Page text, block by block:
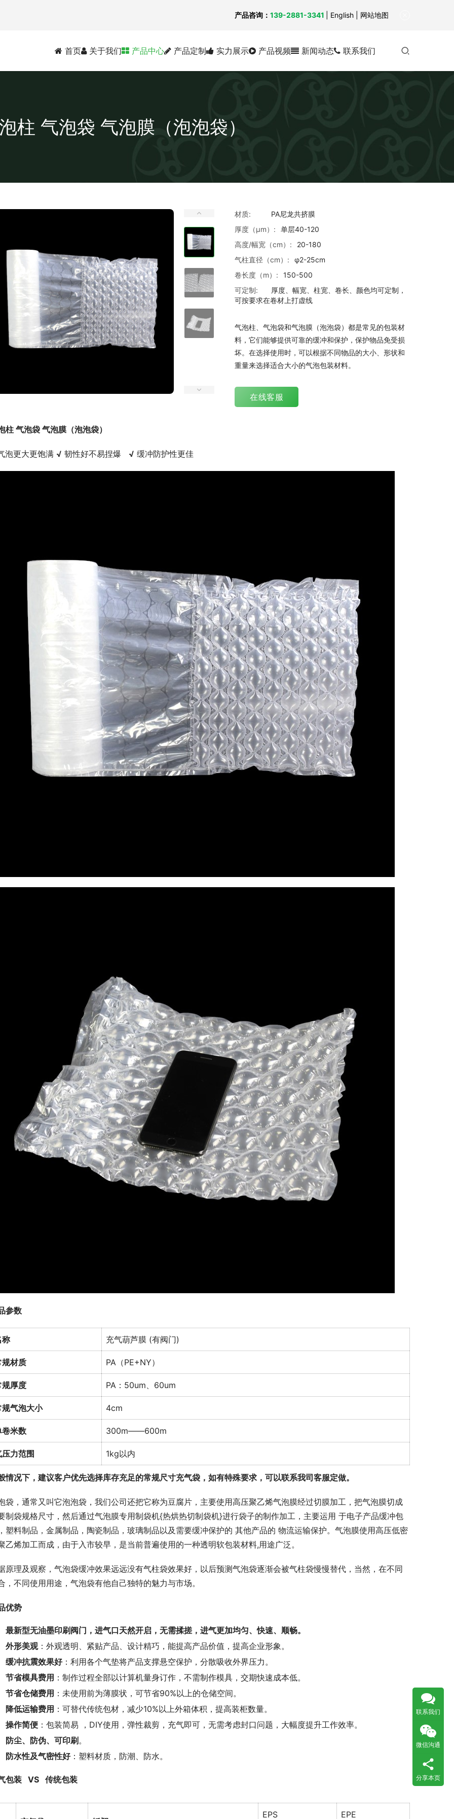
首页 关于我们 产品中心 产品定制 实力展示 产品视频 新闻动态 联系我们
柱 气泡袋 气泡膜（泡泡袋）
材质:
PA尼龙共挤膜
厚度（μm）:
单层40-120
高度/幅宽（cm）:
20-180
气柱直径（cm）:
φ2-25cm
卷长度（m）:
150-500
可定制:
厚度、幅宽、柱宽、卷长、颜色均可定制，
可按要求在卷材上打虚线
气泡柱、气泡袋和气泡膜（泡泡袋）都是常见的包装材
料，它们能够提供可靠的缓冲和保护，保护物品免受损
坏。在选择使用时，可以根据不同物品的大小、形状和
重量来选择适合大小的气泡包装材料。
在线客服
柱 气泡袋 气泡膜（泡泡袋）
泡更大更饱满 √ 韧性好不易捏爆 √ 缓冲防护性更佳
参数
称 充气葫芦膜 (有阀门)
规材质 PA（PE+NY）
规厚度 PA：50um、60um
规气泡大小 4cm
卷米数 300m——600m
压力范围 1kg以内
情况下， 建议客户优先选择库存充足的常规尺寸充气袋，如有特殊要求，可以联系我司客服定做。
袋，通常又叫它泡泡袋，我们公司还把它称为豆腐片，主要使用高压聚乙烯气泡膜经过切膜加工，把气泡膜切成
制袋规格尺寸，然后通过气泡膜专用制袋机{热烘热切制袋机}进行袋子的制作加工，主要运用 于电子产品缓冲包
塑料制品，金属制品，陶瓷制品，玻璃制品以及需要缓冲保护的 其他产品的 物流运输保护。气泡膜使用高压低密
乙烯加工而成，由于入市较早，是当前普遍使用的一种透明软包装材料,用途广泛。
原理及观察，气泡袋缓冲效果远远没有气柱袋效果好，以后预测气泡袋逐渐会被气柱袋慢慢替代，当然，在不同
，不同使用用途，气泡袋有他自己独特的魅力与市场。
优势
最新型无油墨印刷阀门，进气口天然开启，无需揉搓，进气更加均匀、快速、顺畅。
外形美观：外观透明、紧贴产品、设计精巧，能提高产品价值，提高企业形象。
缓冲抗震效果好：利用各个气垫将产品支撑悬空保护，分散吸收外界压力。
节省模具费用 ：制作过程全部以计算机量身订作，不需制作模具，交期快速成本低。
节省仓储费用 ：未使用前为薄膜状，可节省90%以上的仓储空间。
降低运输费用 ：可替代传统包材，减少10%以上外箱体积，提高装柜数量。
操作简便 ：包装简易 ，DIY使用，弹性裁剪，充气即可，无需考虑封口问题，大幅度提升工作效率。
防尘、防伪、可印刷 。
防水性及气密性好：塑料材质，防潮、防水。
包装   VS   传统包装
EPS EPE
联系我们
微信沟通
分享本页
产品咨询： 139-2881-3341 English | 网站地图